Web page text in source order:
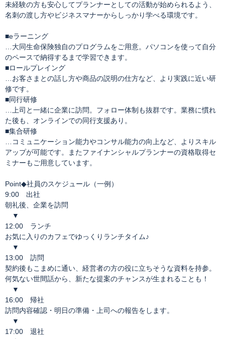
未経験の方も安心してプランナーとしての活動が始められるよう、
名刺の渡し方やビジネスマナーからしっかり学べる環境です。
■eラーニング
…大同生命保険独自のプログラムをご用意。パソコンを使って自分
のペースで納得するまで学習できます。
■ロールプレイング
…お客さまとの話し方や商品の説明の仕方など、より実践に近い研
修です。
■同行研修
…上司と一緒に企業に訪問。フォロー体制も抜群です。業務に慣れ
た後も、オンラインでの同行支援あり。
■集合研修
…コミュニケーション能力やコンサル能力の向上など、よりスキル
アップが可能です。またファイナンシャルプランナーの資格取得セ
ミナーもご用意しています。
Point◆社員のスケジュール（一例）
9:00 出社
朝礼後、企業を訪問
▼
12:00 ランチ
お気に入りのカフェでゆっくりランチタイム♪
▼
13:00 訪問
契約後もこまめに通い、経営者の方の役に立ちそうな資料を持参。
何気ない世間話から、新たな提案のチャンスが生まれることも！
▼
16:00 帰社
訪問内容確認・明日の準備・上司への報告をします。
▼
17:00 退社